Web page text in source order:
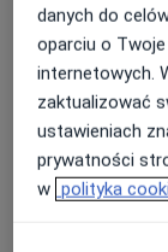
Scaling
Szczegóły
Korona
Od 2 000 zł
danych do
oparciu o
internetowych.
zaktualizować
ustawieniach
prywatności
w polityka